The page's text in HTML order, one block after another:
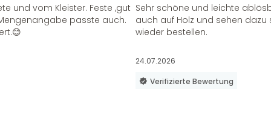
und vom Kleister. Feste ,gut
passte auch.
Sehr schöne und leichte
auch auf Holz und sehen
wieder bestellen.
24.07.2026
Verifizierte Bewertung